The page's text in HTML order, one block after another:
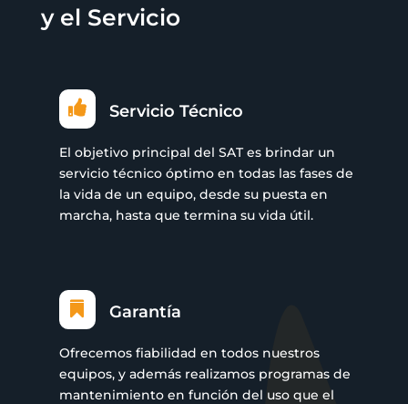
y el Servicio
 Servicio Técnico
El objetivo principal del SAT es brindar un
servicio técnico óptimo en todas las fases de
la vida de un equipo, desde su puesta en
marcha, hasta que termina su vida útil.
 Garantía
Ofrecemos fiabilidad en todos nuestros
equipos, y además realizamos programas de
mantenimiento en función del uso que el